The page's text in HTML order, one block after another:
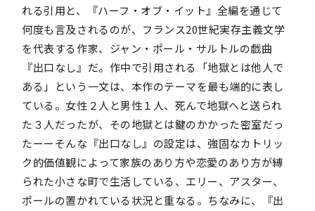
れる引用と、『ハーフ・オブ・イット』全編を通じて
何度も言及されるのが、フランス20世紀実存主義文学
を代表する作家、ジャン・ポール・サルトルの戯曲
『出口なし』だ。作中で引用される「地獄とは他人で
ある」という一文は、本作のテーマを最も端的に表し
ている。女性２人と男性１人、死んで地獄へと送られ
た３人だったが、その地獄とは鍵のかかった密室だっ
たーーそんな『出口なし』の設定は、強固なカトリッ
ク的価値観によって家族のあり方や恋愛のあり方が縛
られた小さな町で生活している、エリー、アスター、
ポールの置かれている状況と重なる。ちなみに、『出